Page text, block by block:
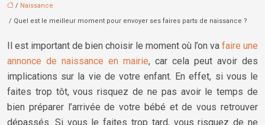
/ Naissance
/ Quel est le meilleur moment pour envoyer ses faires parts de naissance ?
Il est important de bien choisir le moment où l’on va faire une
annonce de naissance en mairie, car cela peut avoir des
implications sur la vie de votre enfant. En effet, si vous le
faites trop tôt, vous risquez de ne pas avoir le temps de
bien préparer l’arrivée de votre bébé et de vous retrouver
dépassés. Si vous le faites trop tard, vous risquez de ne